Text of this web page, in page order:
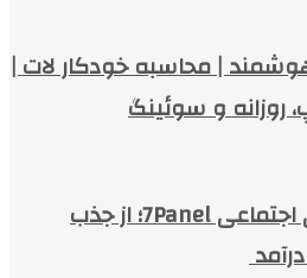
| محاسبه خودکار لات |
روزانه و سوئینگ
خدمات شبکه‌های اجتماعی 7Panel؛ از جذب